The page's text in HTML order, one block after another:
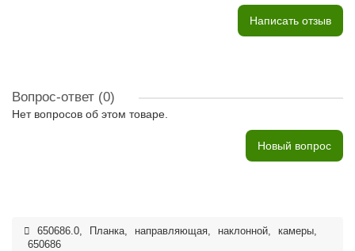
Написать отзыв
Вопрос-ответ (0)
Нет вопросов об этом товаре.
Новый вопрос
650686.0, Планка, направляющая, наклонной, камеры,
650686